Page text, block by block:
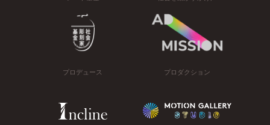
プロデュース プロダクション